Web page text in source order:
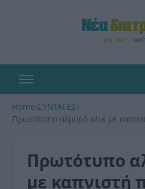
Home›ΣΥΝΤΑΓΕΣ›
Πρωτότυπο αλμυρό κέικ με
Πρωτότυπο
με καπνιστή